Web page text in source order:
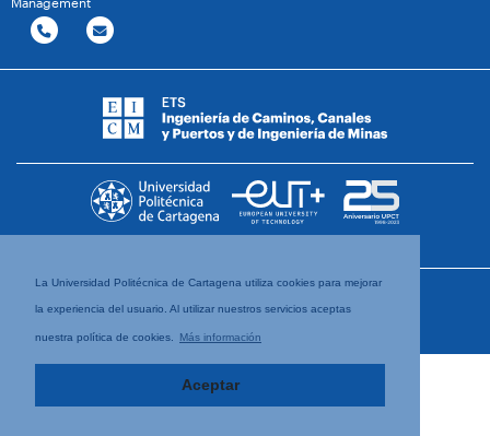
La Universidad Politécnica de Cartagena utiliza cookies para mejorar
la experiencia del usuario. Al utilizar nuestros servicios aceptas
nuestra política de cookies. Más información
Aceptar